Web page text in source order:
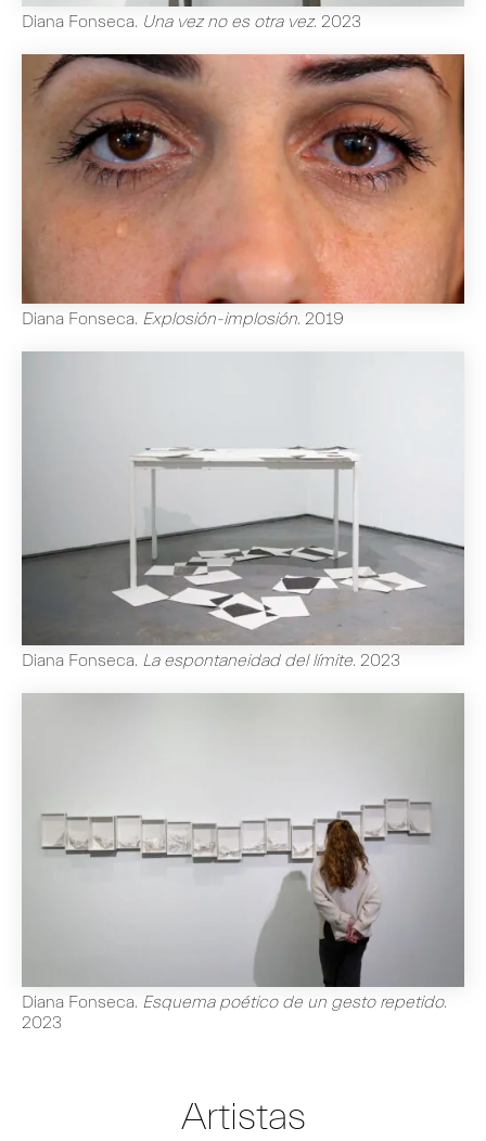
Diana Fonseca. Una vez no es otra vez. 2023
Diana Fonseca. Explosión-implosión. 2019
Diana Fonseca. La espontaneidad del límite. 2023
Diana Fonseca. Esquema poético de un gesto repetido.
2023
Artistas